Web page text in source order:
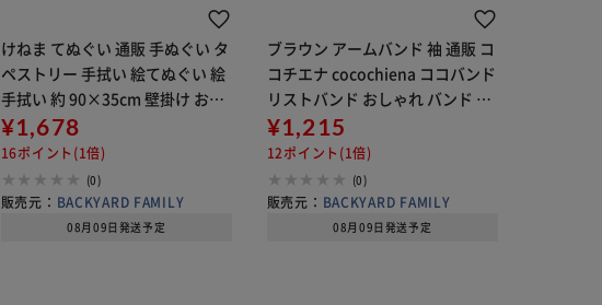
けねま てぬぐい 通販 手ぬぐい タ
ペストリー 手拭い 絵てぬぐい 絵
手拭い 約 90×35cm 壁掛け おし
ゃれ かわいい インテリア 和柄 和
風 タオル 日本製 雑貨【代引き不
可】
¥1,678
16ポイント(1倍)
(0)
販売元： BACKYARD FAMILY
08月09日発送予定
ブラウン アームバンド 袖 通販 コ
コチエナ cocochiena ココバンド
リストバンド おしゃれ バンド 洗
い物 洗顔 皿洗い マイクロファイ
バータオル キッチン 家事 シンプ
ル 生活雑貨 生活
¥1,215
12ポイント(1倍)
(0)
販売元： BACKYARD FAMILY
08月09日発送予定